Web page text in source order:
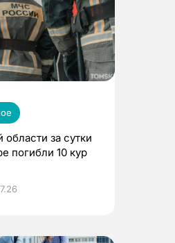
за сутки
погибли 10 кур